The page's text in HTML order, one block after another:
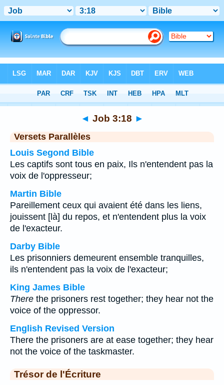
Chapitre 3 > Verset 18
◄ Job 3:18 ►
Versets Parallèles
Louis Segond Bible
Les captifs sont tous en paix, Ils n'entendent pas la
voix de l'oppresseur;
Martin Bible
Pareillement ceux qui avaient été dans les liens,
jouissent [là] du repos, et n'entendent plus la voix
de l'exacteur.
Darby Bible
Les prisonniers demeurent ensemble tranquilles,
ils n'entendent pas la voix de l'exacteur;
King James Bible
There the prisoners rest together; they hear not the
voice of the oppressor.
English Revised Version
There the prisoners are at ease together; they hear
not the voice of the taskmaster.
Trésor de l'Écriture